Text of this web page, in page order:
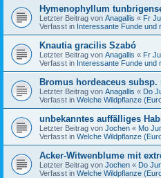
Hymenophyllum
Letzter Beitrag von Anagallis « Fr
Verfasst in Interessante Funde und
Knautia gracilis Szabó
Letzter Beitrag von Anagallis « Fr
Verfasst in Interessante Funde und
Bromus hordeaceus subsp.
Letzter Beitrag von Anagallis « Do
Verfasst in Welche Wildpflanze
unbekanntes auffälliges
Letzter Beitrag von Jochen « Mo
Verfasst in Welche Wildpflanze
Acker-Witwenblume mit
Letzter Beitrag von Jochen « Do
Verfasst in Welche Wildpflanze